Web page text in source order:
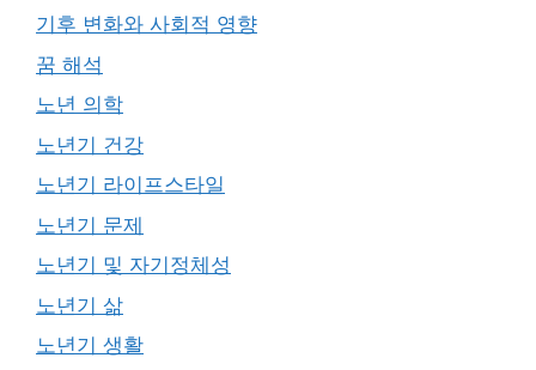
기후 변화와 사회적 영향
꿈 해석
노년 의학
노년기 건강
노년기 라이프스타일
노년기 문제
노년기 및 자기정체성
노년기 삶
노년기 생활